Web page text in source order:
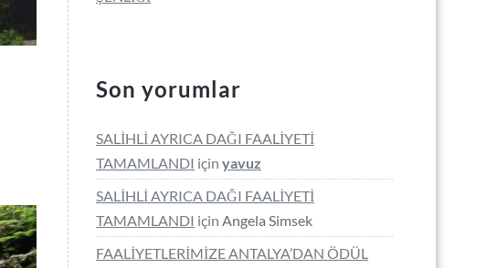
Son yorumlar
SALİHLİ AYRICA DAĞI FAALİYETİ
TAMAMLANDI için yavuz
SALİHLİ AYRICA DAĞI FAALİYETİ
TAMAMLANDI için Angela Simsek
FAALİYETLERİMİZE ANTALYA’DAN ÖDÜL